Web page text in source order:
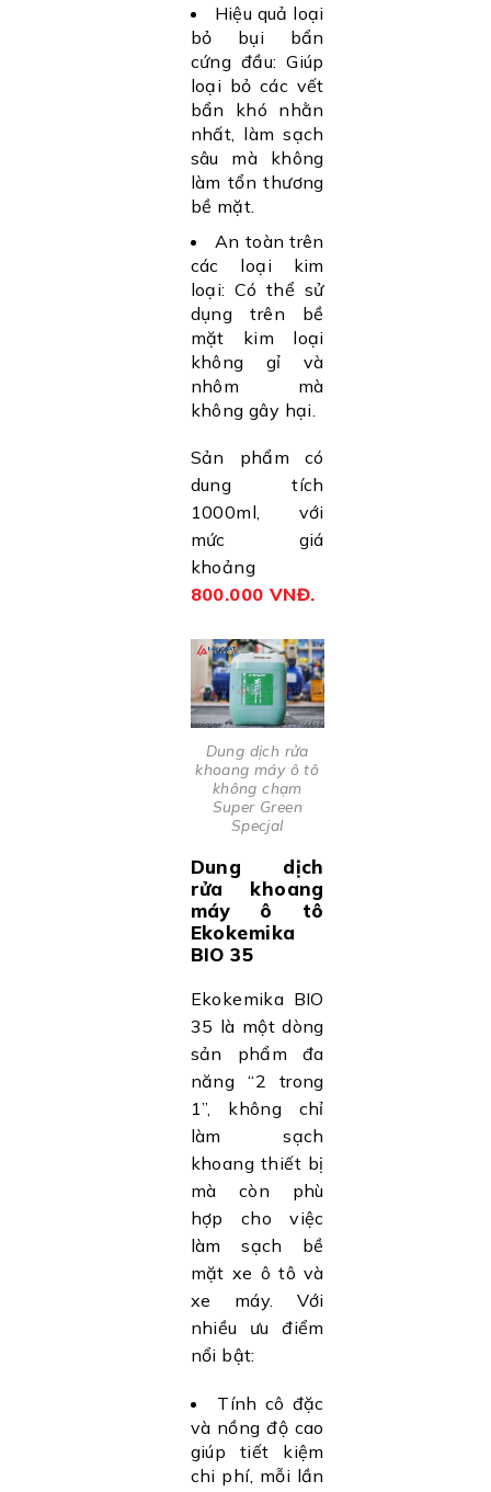
Hiệu quả loại
bỏ bụi bẩn
cứng đầu: Giúp
loại bỏ các vết
bẩn khó nhằn
nhất, làm sạch
sâu mà không
làm tổn thương
bề mặt.
An toàn trên
các loại kim
loại: Có thể sử
dụng trên bề
mặt kim loại
không gỉ và
nhôm mà
không gây hại.
Sản phẩm có
dung tích
1000ml, với
mức giá
khoảng
800.000 VNĐ.
Dung dịch rửa
khoang máy ô tô
không chạm
Super Green
Specjal
Dung dịch
rửa khoang
máy ô tô
Ekokemika
BIO 35
Ekokemika BIO
35 là một dòng
sản phẩm đa
năng “2 trong
1”, không chỉ
làm sạch
khoang thiết bị
mà còn phù
hợp cho việc
làm sạch bề
mặt xe ô tô và
xe máy. Với
nhiều ưu điểm
nổi bật:
Tính cô đặc
và nồng độ cao
giúp tiết kiệm
chi phí, mỗi lần